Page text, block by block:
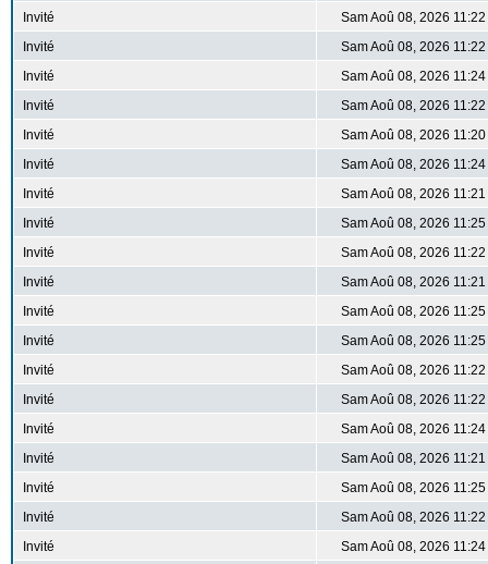
Invité
Sam Aoû 08, 2026
Invité
Sam Aoû 08, 2026
Invité
Sam Aoû 08, 2026
Invité
Sam Aoû 08, 2026
Invité
Sam Aoû 08, 2026
Invité
Sam Aoû 08, 2026
Invité
Sam Aoû 08, 2026
Invité
Sam Aoû 08, 2026
Invité
Sam Aoû 08, 2026
Invité
Sam Aoû 08, 2026
Invité
Sam Aoû 08, 2026
Invité
Sam Aoû 08, 2026
Invité
Sam Aoû 08, 2026
Invité
Sam Aoû 08, 2026
Invité
Sam Aoû 08, 2026
Invité
Sam Aoû 08, 2026
Invité
Sam Aoû 08, 2026
Invité
Sam Aoû 08, 2026
Invité
Sam Aoû 08, 2026